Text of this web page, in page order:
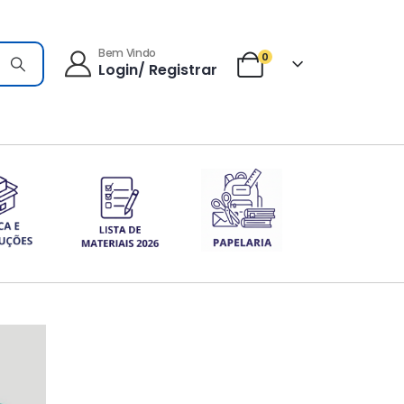
Bem Vindo
Login/ Registrar
0